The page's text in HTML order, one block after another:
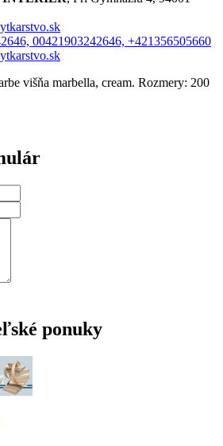
00421903242646, +421356505660
višňa marbella, cream. Rozmery: 200
ponuky